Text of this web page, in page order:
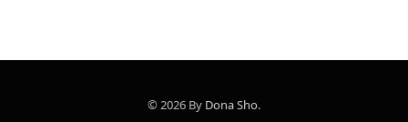
© 2026 By Dona Sho.